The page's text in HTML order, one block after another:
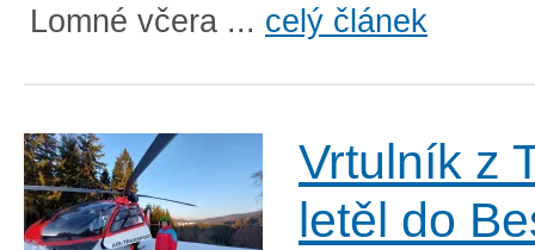
Lomné včera ... celý článek
Vrtulník z
letěl do